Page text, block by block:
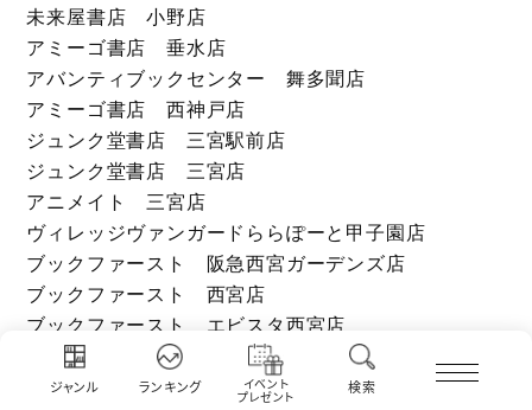
ジャンル ランキング イベント
プレゼント
検索
未来屋書店 小野店
アミーゴ書店 垂水店
アバンティブックセンター 舞多聞店
アミーゴ書店 西神戸店
ジュンク堂書店 三宮駅前店
ジュンク堂書店 三宮店
アニメイト 三宮店
ヴィレッジヴァンガードららぽーと甲子園店
ブックファースト 阪急西宮ガーデンズ店
ブックファースト 西宮店
ブックファースト エビスタ西宮店
ジュンク堂書店 西宮店
未来屋書店 赤穂店